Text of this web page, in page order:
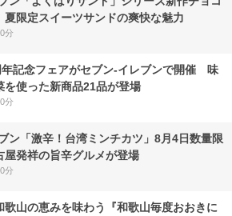
夏限定スイーツサンドの爽快な魅力
分
記念フェアがセブン-イレブンで開催 味
を使った新商品21品が登場
分
ン「激辛！台湾ミンチカツ」8月4日数量限
屋発祥の旨辛グルメが登場
分
歌山の恵みを味わう『和歌山毎度おおきに